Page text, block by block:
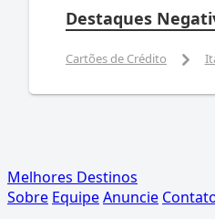
Destaques
Cartões de Crédito
Melhores Destinos
Sobre EquipeAnuncie